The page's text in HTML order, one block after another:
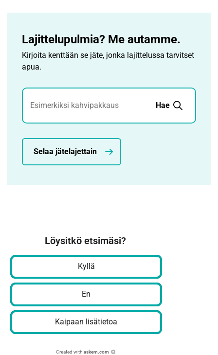
Lajittelupulmia? Me autamme.
Kirjoita kenttään se jäte, jonka lajittelussa tarvitset
apua.
Jätehaku
Hae
Selaa jätelajettain
Löysitkö etsimäsi?
Kyllä
En
Kaipaan lisätietoa
Created with askem.com